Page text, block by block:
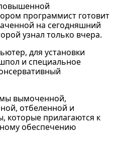
программист готовит
на сегодняшний
узнал только вчера.
для установки
и специальное
вымоченной,
отбеленной и
которые прилагаются к
обеспечению